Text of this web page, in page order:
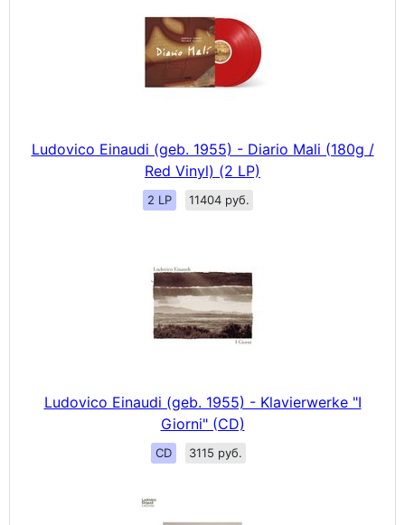
Ludovico Einaudi (geb. 1955) - Diario Mali (180g /
Red Vinyl) (2 LP)
2 LP 11404 руб.
Ludovico Einaudi (geb. 1955) - Klavierwerke "I
Giorni" (CD)
CD 3115 руб.